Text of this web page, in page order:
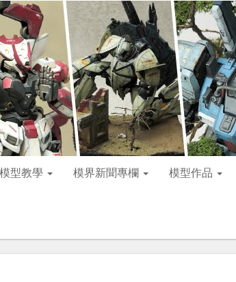
模型教學 模界新聞專欄 模型作品